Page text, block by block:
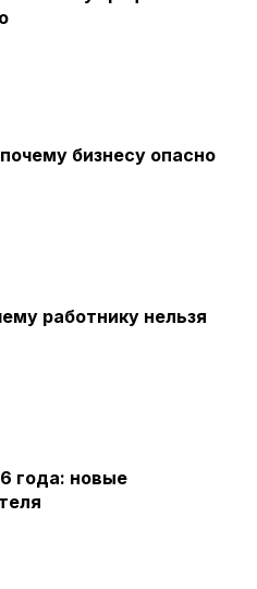
бизнесу опасно
работнику нельзя
года: новые